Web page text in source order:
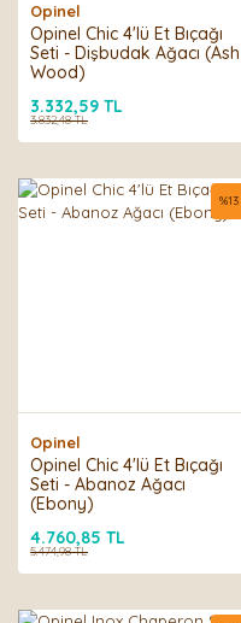
Opinel
Opinel Chic 4'lü Et Bıçağı
Seti - Dişbudak Ağacı (Ash
Wood)
3.332,59 TL
3.832,48 TL
Opinel
Opinel Chic 4'lü Et Bıçağı
Seti - Abanoz Ağacı
(Ebony)
%13
4.760,85 TL
5.474,98 TL